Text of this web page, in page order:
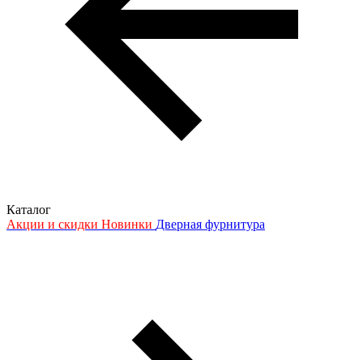
Каталог
Акции и скидки Новинки Дверная фурнитура